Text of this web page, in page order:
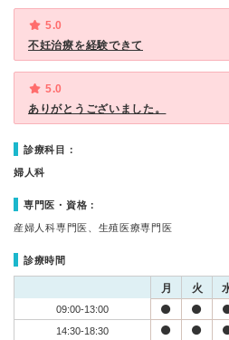
5.0
不妊治療を経験できて
5.0
ありがとうございました。
診療科目：
婦人科
専門医・資格：
産婦人科専門医、生殖医療専門医
診療時間
月 火
09:00-13:00
14:30-18:30